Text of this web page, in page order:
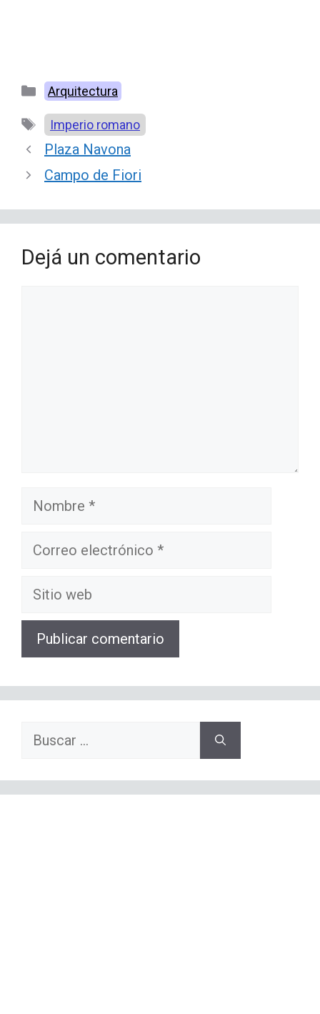
Categorías
Arquitectura
Etiquetas
Imperio romano
Plaza Navona
Campo de Fiori
Dejá un comentario
Nombre
Correo
Sitio
Buscar: